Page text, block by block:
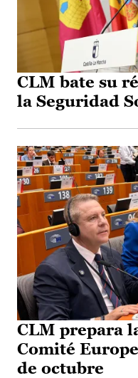
CLM bate su
la Seguridad
CLM prepara
Comité
de octubre